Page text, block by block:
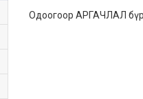
Одоогоор АРГАЧЛАЛ